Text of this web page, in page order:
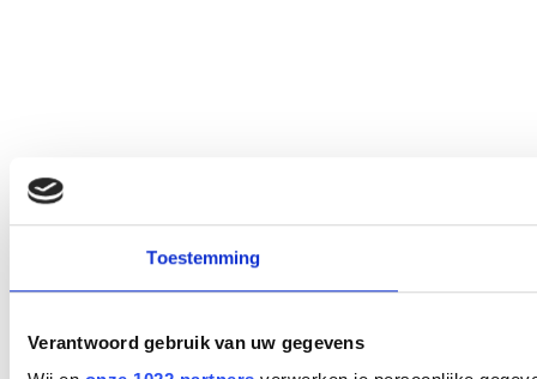
Toestemming
Verantwoord gebruik van uw gegevens